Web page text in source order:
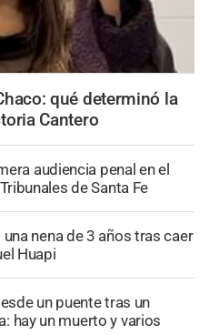
qué determinó la
Cantero
audiencia penal en el
de Santa Fe
nena de 3 años tras caer
Huapi
un puente tras un
hay un muerto y varios